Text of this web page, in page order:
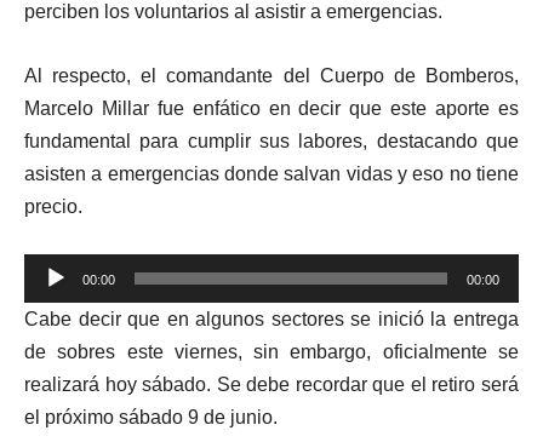
perciben los voluntarios al asistir a emergencias.
Al respecto, el comandante del Cuerpo de Bomberos,
Marcelo Millar fue enfático en decir que este aporte es
fundamental para cumplir sus labores, destacando que
asisten a emergencias donde salvan vidas y eso no tiene
precio.
Reproductor
de
audio
00:00 00:00
Cabe decir que en algunos sectores se inició la entrega
de sobres este viernes, sin embargo, oficialmente se
realizará hoy sábado. Se debe recordar que el retiro será
el próximo sábado 9 de junio.